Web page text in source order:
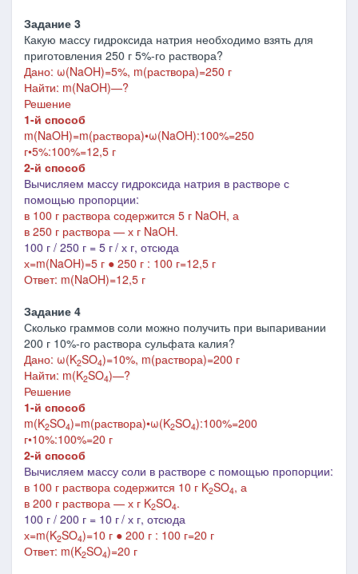
Задание 3
Какую массу гидроксида натрия необходимо взять для
приготовления 250 г 5%-го раствора?
Дано: ω(NaOH)=5%, m(раствора)=250 г
Найти: m(NaOH)—?
Решение
1-й способ
m(NaOH)=m(раствора)•ω(NaOH):100%=250
г•5%:100%=12,5 г
2-й способ
Вычисляем массу гидроксида натрия в растворе с
помощью пропорции:
в 100 г раствора содержится 5 г NaOH, а
в 250 г раствора — х г NaOH.
100 г / 250 г = 5 г/ х г, отсюда
х=m(NaOH)=5 г ● 250 г : 100 г=12,5 г
Ответ: m(NaOH)=12,5 г
Задание 4
Сколько граммов соли можно получить при выпаривании
200 г 10%-го раствора сульфата калия?
Дано: ω(K2SO4)=10%, m(раствора)=200 г
Найти: m(K2SO4)—?
Решение
1-й способ
m(K2SO4)=m(раствора)•ω(K2SO4):100%=200
г•10%:100%=20 г
2-й способ
Вычисляем массу соли в растворе с помощью пропорции:
в 100 г раствора содержится 10 г K2SO4, а
в 200 г раствора — х г K2SO4.
100 г / 200 г = 10 г/ х г, отсюда
х=m(K2SO4)=10 г ● 200 г : 100 г=20 г
Ответ: m(K2SO4)=20 г